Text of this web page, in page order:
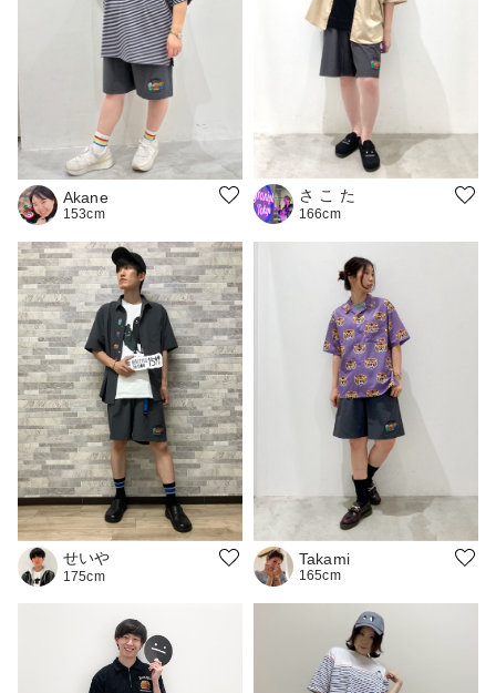
Akane
153cm
さ こ た
166cm
せいや
175cm
Takami
165cm